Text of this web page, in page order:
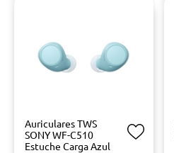
Auriculares TWS
SONY WF-C510
Estuche Carga Azul